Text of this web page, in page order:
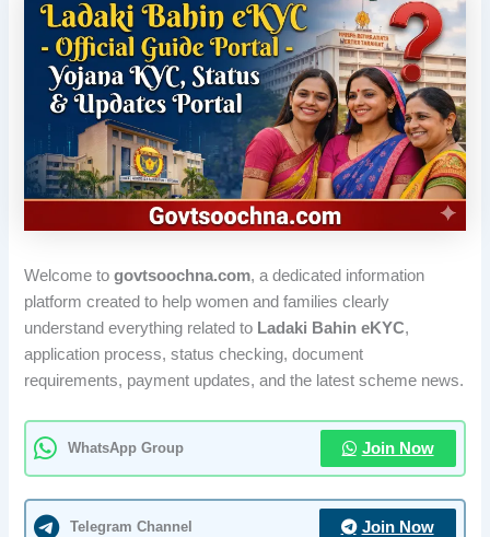
Welcome togovtsoochna.com, a dedicated information
platform created to help women and families clearly
understand everything related to Ladaki Bahin eKYC,
application process, status checking, document
requirements, payment updates, and the latest scheme news.
WhatsApp Group Join Now
Telegram Channel Join Now